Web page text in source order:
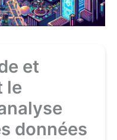
et
le
données